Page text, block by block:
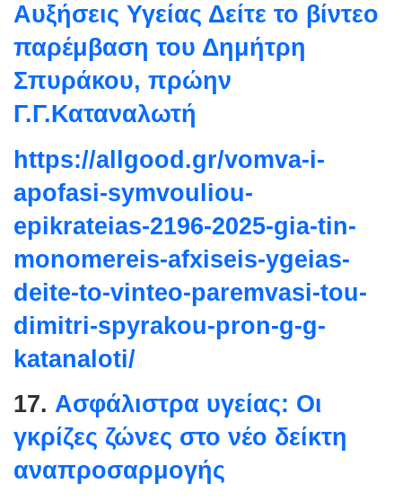
Αυξήσεις Υγείας Δείτε το βίντεο
παρέμβαση του Δημήτρη
Σπυράκου, πρώην
Γ.Γ.Καταναλωτή
https://allgood.gr/vomva-i-
apofasi-symvouliou-
epikrateias-2196-2025-gia-tin-
monomereis-afxiseis-ygeias-
deite-to-vinteo-paremvasi-tou-
dimitri-spyrakou-pron-g-g-
katanaloti/
17. Ασφάλιστρα υγείας: Οι
γκρίζες ζώνες στο νέο δείκτη
αναπροσαρμογής